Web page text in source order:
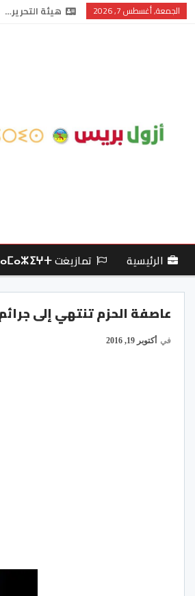
الجمعة, أغسطس 7, 2026 هيئة التحرير…
الرئيسية تمازيغت ⵜⴰⵎⴰⵣⵉⵖⵜ
عاصفة الحزم تنتهي إلى
في أكتوبر 19, 2016